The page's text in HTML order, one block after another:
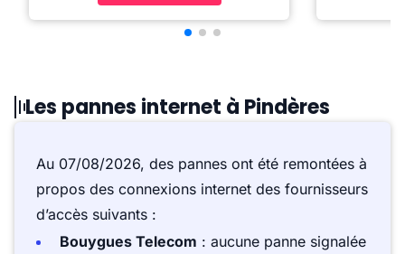
Les pannes internet à Pindères
Au 07/08/2026, des pannes ont été remontées à
propos des connexions internet des fournisseurs
d’accès suivants :
Bouygues Telecom : aucune panne signalée